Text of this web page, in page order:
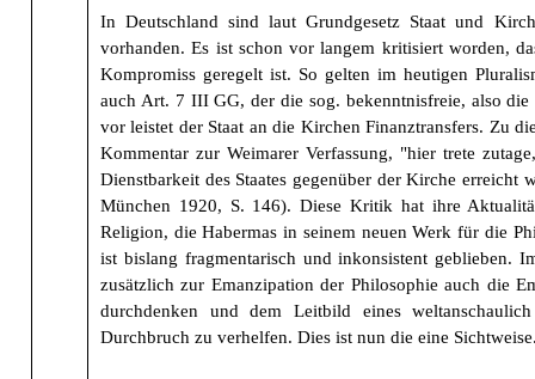
In Deutschland sind laut Grundgesetz Staat und
vorhanden. Es ist schon vor langem kritisiert worden,
Kompromiss geregelt ist. So gelten im heutigen
auch Art. 7 III GG, der die sog. bekenntnisfreie, also
vor leistet der Staat an die Kirchen Finanztransfers. Zu
Kommentar zur Weimarer Verfassung, "hier trete
Dienstbarkeit des Staates gegenüber der Kirche erreicht
München 1920, S. 146). Diese Kritik hat ihre
Religion, die Habermas in seinem neuen Werk für die
ist bislang fragmentarisch und inkonsistent geblieben.
zusätzlich zur Emanzipation der Philosophie auch die
durchdenken und dem Leitbild eines
Durchbruch zu verhelfen. Dies ist nun die eine